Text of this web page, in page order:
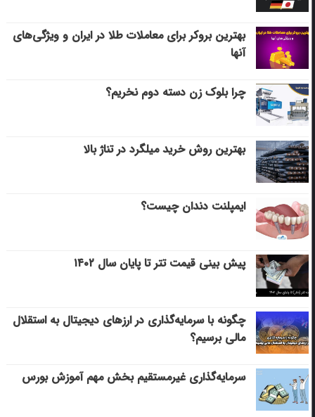
بهترین بروکر برای معاملات طلا در ایران و ویژگی‌های
آنها
چرا بلوک زن دسته دوم نخریم؟
بهترین روش خرید میلگرد در تناژ بالا
ایمپلنت دندان چیست؟
پیش بینی قیمت تتر تا پایان سال ۱۴۰۲
چگونه با سرمایه‌گذاری در ارزهای دیجیتال به استقلال
مالی برسیم؟
سرمایه‌گذاری غیرمستقیم بخش مهم آموزش بورس